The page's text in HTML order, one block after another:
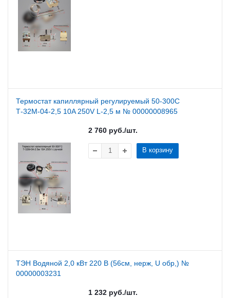
Термостат капиллярный регулируемый 50-300C
Т-32М-04-2,5 10A 250V L-2,5 м № 00000008965
2 760 руб./шт.
В корзину
ТЭН Водяной 2,0 кВт 220 В (56см, нерж, U обр,) №
00000003231
1 232 руб./шт.